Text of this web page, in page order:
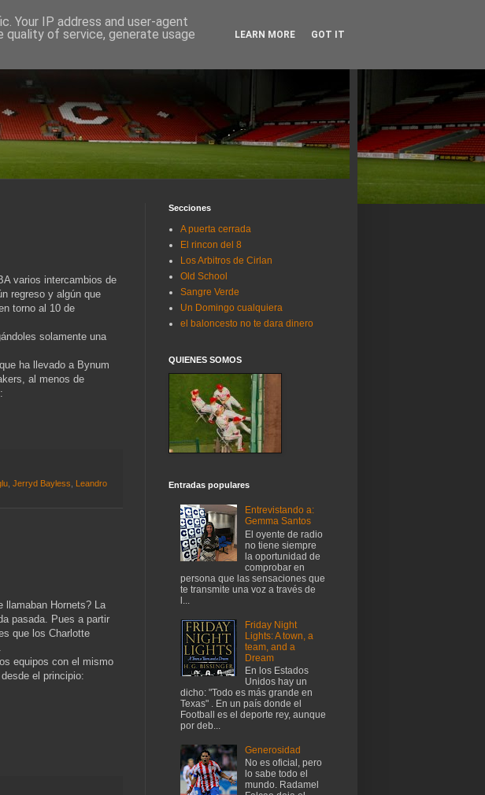
varios intercambios de
regreso y algún que
torno al 10 de
solamente una
ha llevado a Bynum
al menos de
Jerryd Bayless
Leandro
llamaban Hornets? La
pasada. Pues a partir
que los Charlotte
equipos con el mismo
el principio:
Secciones
A puerta cerrada
El rincon del 8
Los Arbitros de Cirlan
Old School
Sangre Verde
Un Domingo cualquiera
el baloncesto no te dara dinero
QUIENES SOMOS
Entradas populares
Entrevistando a:
Gemma Santos
El oyente de radio
no tiene siempre
la oportunidad de
comprobar en
persona que las sensaciones que
te transmite una voz a través de
l...
Friday Night
Lights: A town, a
team, and a
Dream
En los Estados
Unidos hay un
dicho: "Todo es más grande en
Texas" . En un país donde el
Football es el deporte rey, aunque
por deb...
Generosidad
No es oficial, pero
lo sabe todo el
mundo. Radamel
Your IP address and user-agent
quality of service, generate usage
LEARN MORE GOT IT